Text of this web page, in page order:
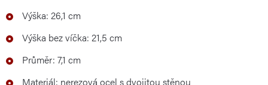
Výška: 26,1 cm
Výška bez víčka: 21,5 cm
Průměr: 7,1 cm
Materiál: nerezová ocel s dvojitou stěnou